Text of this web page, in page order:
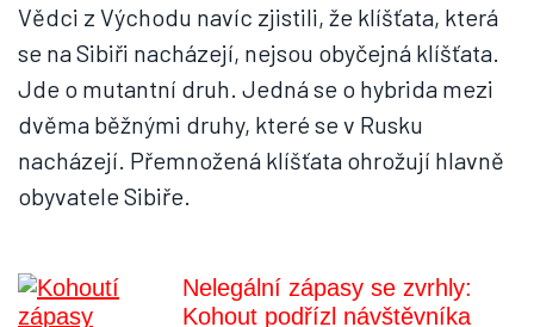
Vědci z Východu navíc zjistili, že klíšťata, která
se na Sibiři nacházejí, nejsou obyčejná klíšťata.
Jde o mutantní druh. Jedná se o hybrida mezi
dvěma běžnými druhy, které se v Rusku
nacházejí. Přemnožená klíšťata ohrožují hlavně
obyvatele Sibiře.
Nelegální zápasy se zvrhly:
Kohout podřízl návštěvníka